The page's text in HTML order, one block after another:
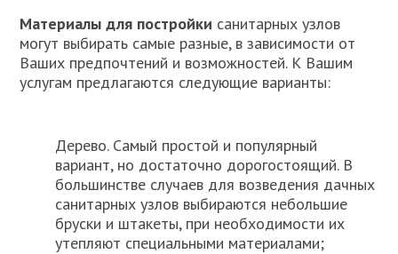
Материалы для постройки санитарных узлов
могут выбирать самые разные, в зависимости от
Ваших предпочтений и возможностей. К Вашим
услугам предлагаются следующие варианты:
Дерево. Самый простой и популярный
вариант, но достаточно дорогостоящий. В
большинстве случаев для возведения дачных
санитарных узлов выбираются небольшие
бруски и штакеты, при необходимости их
утепляют специальными материалами;